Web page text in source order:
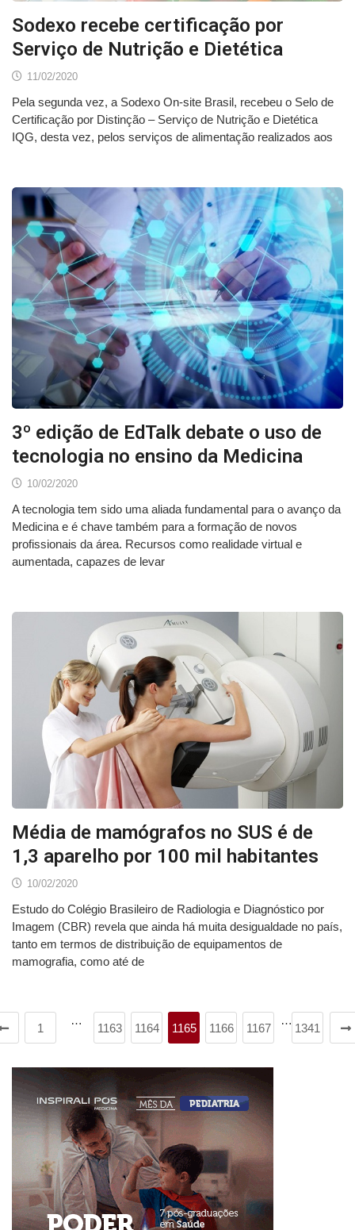
Sodexo recebe certificação por
Serviço de Nutrição e Dietética
11/02/2020
Pela segunda vez, a Sodexo On-site Brasil, recebeu o Selo de
Certificação por Distinção – Serviço de Nutrição e Dietética
IQG, desta vez, pelos serviços de alimentação realizados aos
3º edição de EdTalk debate o uso de
tecnologia no ensino da Medicina
10/02/2020
A tecnologia tem sido uma aliada fundamental para o avanço da
Medicina e é chave também para a formação de novos
profissionais da área. Recursos como realidade virtual e
aumentada, capazes de levar
Média de mamógrafos no SUS é de
1,3 aparelho por 100 mil habitantes
10/02/2020
Estudo do Colégio Brasileiro de Radiologia e Diagnóstico por
Imagem (CBR) revela que ainda há muita desigualdade no país,
tanto em termos de distribuição de equipamentos de
mamografia, como até de
1
…
1163 1164 1165 1166 1167
…
1341